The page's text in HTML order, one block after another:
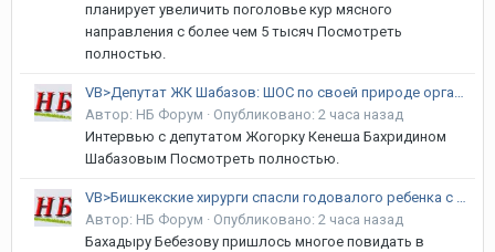
планирует увеличить поголовье кур мясного
направления с более чем 5 тысяч Посмотреть
полностью.
VB>Депутат ЖК Шабазов: ШОС по своей природе организация для созидания
Автор: НБ Форум · Опубликовано: 2 часа назад
Интервью с депутатом Жогорку Кенеша Бахридином
Шабазовым Посмотреть полностью.
VB>Бишкекские хирурги спасли годовалого ребенка с гигантской опухолью печени
Автор: НБ Форум · Опубликовано: 2 часа назад
Бахадыру Бебезову пришлось многое повидать в